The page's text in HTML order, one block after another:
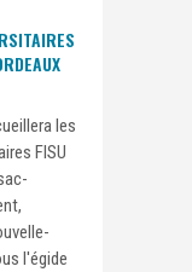
les
FISU
l'égide